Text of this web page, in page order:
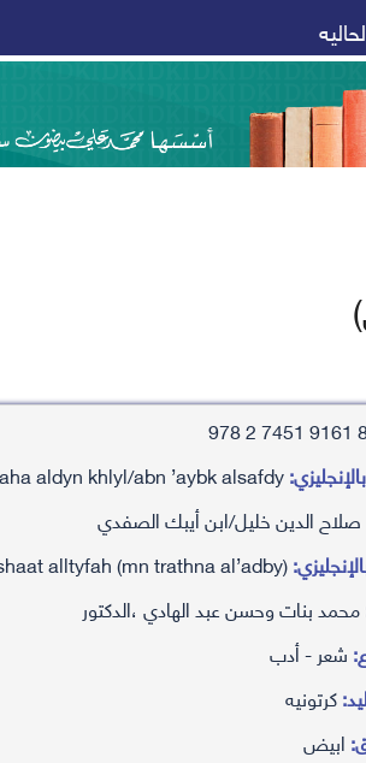
salaha aldyn khlyl/abn ’aybk alsafdy
صلاح الدين خليل/ابن أيبك الصفدي
almnshaat alltyfah (mn trathna al’adby)
محمد بنات وحسن عبد الهادي ،الدكتور
شعر - أدب
كرتونيه
ابيض